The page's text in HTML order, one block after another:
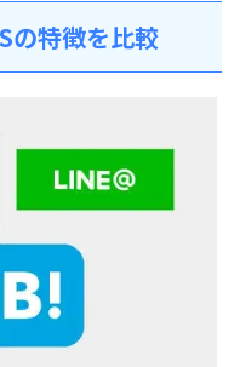
の特徴を比較